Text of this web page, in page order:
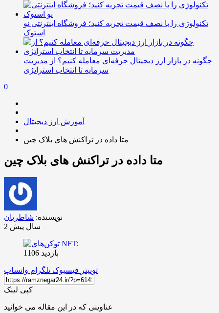
تکنولوژی را با نصف قیمت تجربه کنید؛ فروشگاه اینترنتی نو
استوک
چگونه در بازار ارز دیجیتال حرفه‌ای معامله کنیم؟ از مدیریت
سرمایه تا انتخاب استراتژی
0
آموزش ارز دیجیتال
متا داده در تراکنش های بلاک چین
متا داده در تراکنش های بلاک چین
نویسنده: شاطریان
2 سال پیش
بازدید 1106
توییتر فیسبوک تلگرام واتساپ
کپی لینک
عناوینی که در این مقاله می خوانید